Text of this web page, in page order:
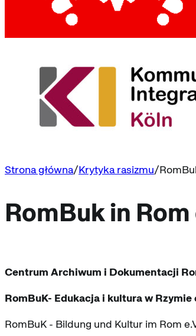
Strona główna Krytyka rasizmu
RomBuk in Rom
Centrum Archiwum i Dokumentacji
RomBuK- Edukacja i kultura w Rzymie
RomBuK - Bildung und Kultur im Rom